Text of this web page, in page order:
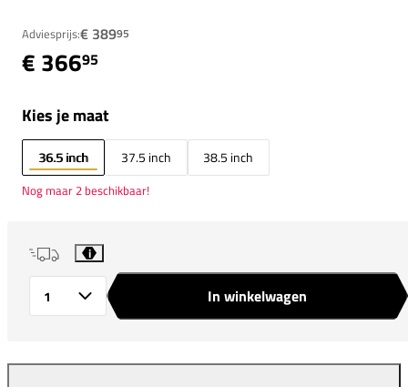
Adviesprijs:€ 38995
€ 36695
Kies je maat
36.5 inch 37.5 inch 38.5 inch
Nog maar 2 beschikbaar!
i
In winkelwagen